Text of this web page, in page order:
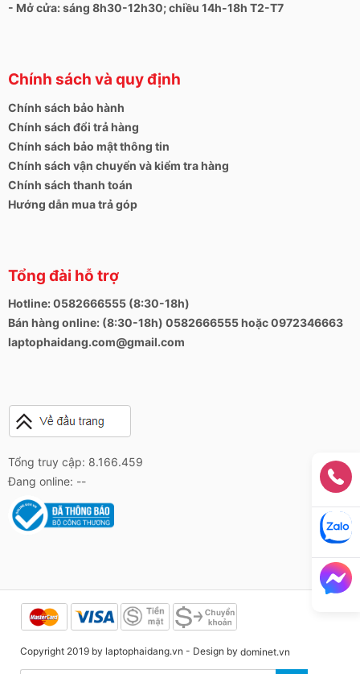
- Mở cửa: sáng 8h30-12h30; chiều 14h-18h T2-T7
Chính sách và quy định
Chính sách bảo hành
Chính sách đổi trả hàng
Chính sách bảo mật thông tin
Chính sách vận chuyển và kiểm tra hàng
Chính sách thanh toán
Hướng dẫn mua trả góp
Tổng đài hỗ trợ
Hotline: 0582666555 (8:30-18h)
Bán hàng online: (8:30-18h) 0582666555 hoặc 0972346663
laptophaidang.com@gmail.com
Tổng truy cập: 8.166.459
Đang online: --
Copyright 2019 by laptophaidang.vn - Design by dominet.vn